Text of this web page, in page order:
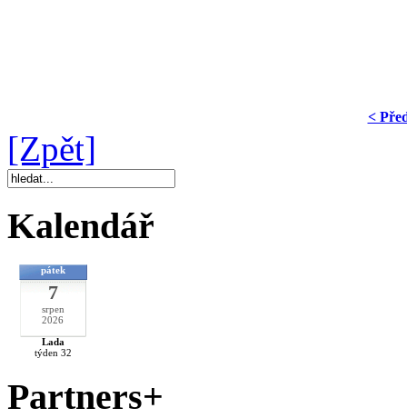
<
[Zpět]
Kalendář
pátek
7
srpen
2026
Lada
týden 32
Partners+